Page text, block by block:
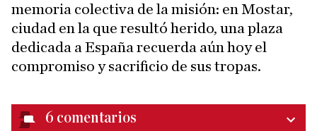
memoria colectiva de la misión: en Mostar,
ciudad en la que resultó herido, una plaza
dedicada a España recuerda aún hoy el
compromiso y sacrificio de sus tropas.
6 comentarios